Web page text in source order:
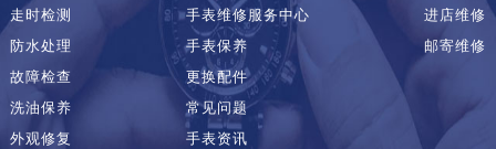
走时检测
防水处理
故障检查
洗油保养
外观修复
手表维修服务中心
手表保养
更换配件
常见问题
手表资讯
进店维修
邮寄维修